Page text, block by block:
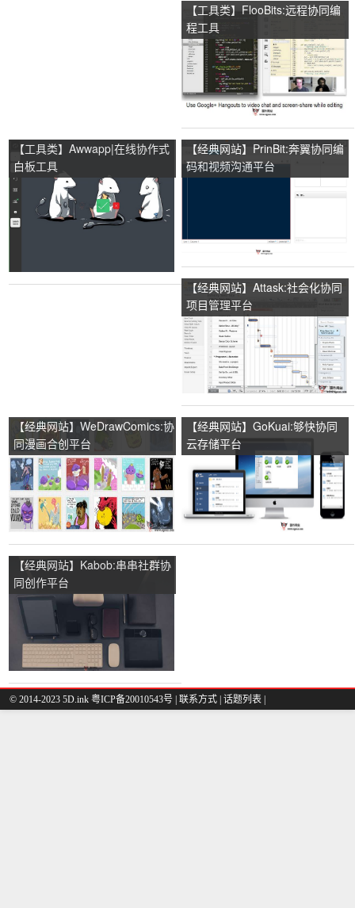
【工具类】FlooBits:远程协同编
程工具
【工具类】Awwapp|在线协作式
白板工具
【经典网站】PrinBit:奔翼协同编
码和视频沟通平台
【经典网站】Attask:社会化协同
项目管理平台
【经典网站】WeDrawComics:协
同漫画合创平台
【经典网站】GoKuai:够快协同
云存储平台
【经典网站】Kabob:串串社群协
同创作平台
© 2014-2023 5D.ink 粤ICP备20010543号 | 联系方式 | 话题列表 |